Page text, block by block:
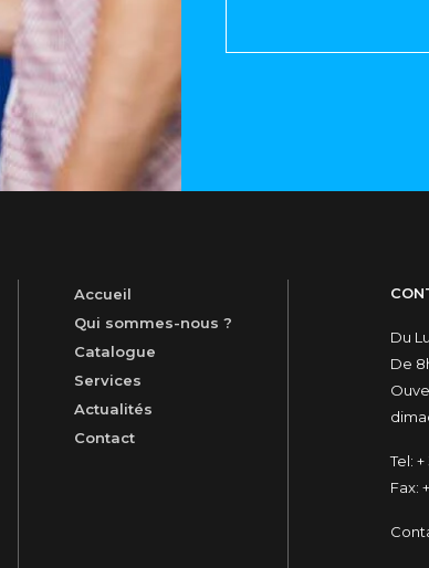
Accueil
Qui sommes-nous ?
Catalogue
Services
Actualités
Contact
Du
De
Tel: +
Fax: